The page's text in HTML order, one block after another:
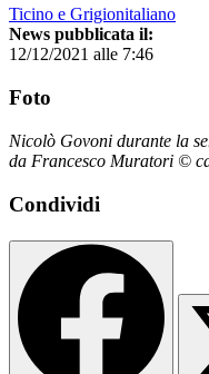
Ticino e Grigionitaliano
News pubblicata il:
12/12/2021 alle 7:46
Foto
Nicolò Govoni durante la
da Francesco Muratori ©
Condividi